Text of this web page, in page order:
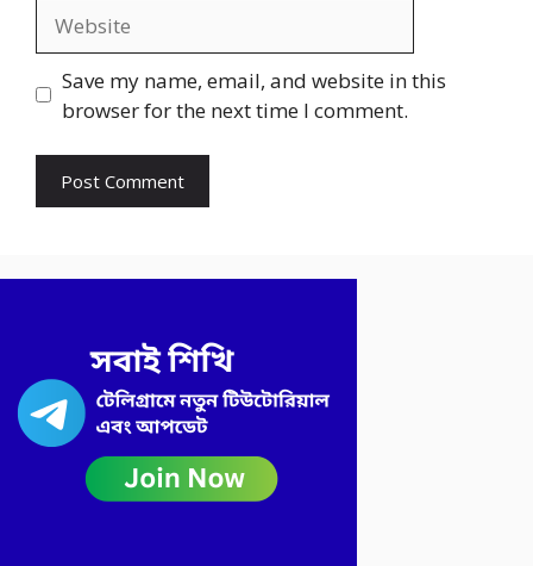
Save my name, email, and website in this
browser for the next time I comment.